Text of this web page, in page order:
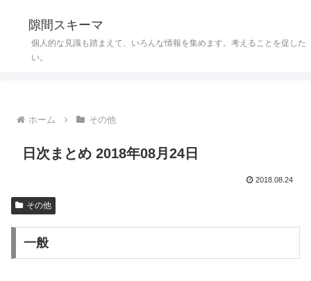
隙間スキーマ
個人的な見識も踏まえて、いろんな情報を集めます。考えることを促した
い。
ホーム その他
日次まとめ 2018年08月24日
2018.08.24
その他
一般